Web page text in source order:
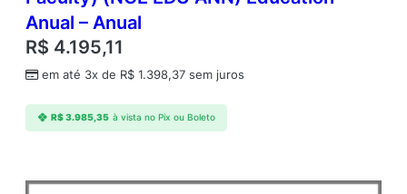
Anual – Anual
R$ 4.195,11
em até 3x de R$ 1.398,37 sem juros
R$3.985,35 à vista no Pix ou Boleto